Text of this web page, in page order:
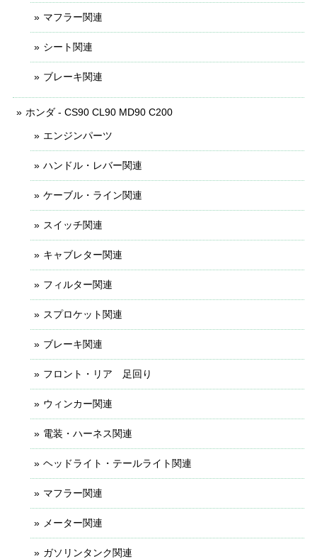
マフラー関連
シート関連
ブレーキ関連
ホンダ - CS90 CL90 MD90 C200
エンジンパーツ
ハンドル・レバー関連
ケーブル・ライン関連
スイッチ関連
キャブレター関連
フィルター関連
スプロケット関連
ブレーキ関連
フロント・リア 足回り
ウィンカー関連
電装・ハーネス関連
ヘッドライト・テールライト関連
マフラー関連
メーター関連
ガソリンタンク関連